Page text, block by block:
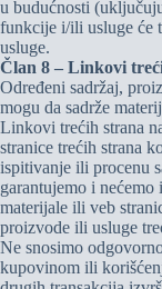
u budućnosti
funkcije i/ili usluge će
usluge.
Član 8 – Linkovi
Određeni sadržaj,
mogu da sadrže
Linkovi trećih strana
stranice trećih strana
ispitivanje ili procenu
garantujemo i
materijale ili veb
proizvode ili usluge
Ne snosimo
kupovinom ili